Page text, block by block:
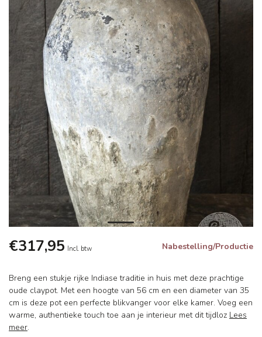
€317,95 Incl. btw Nabestelling/Productie
Breng een stukje rijke Indiase traditie in huis met deze prachtige
oude claypot. Met een hoogte van 56 cm en een diameter van 35
cm is deze pot een perfecte blikvanger voor elke kamer. Voeg een
warme, authentieke touch toe aan je interieur met dit tijdloz Lees
meer.